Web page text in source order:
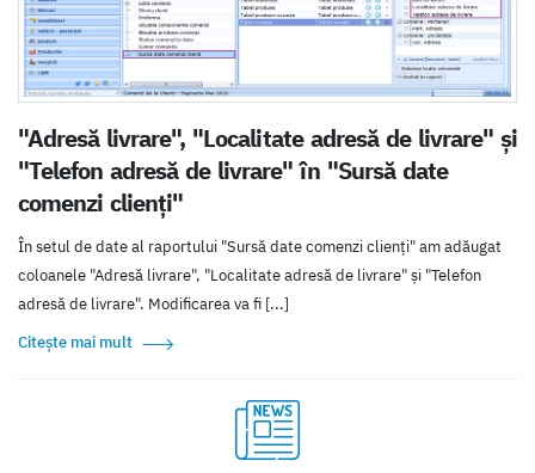
"Adresă livrare", "Localitate adresă de livrare" și
"Telefon adresă de livrare" în "Sursă date
comenzi clienți"
În setul de date al raportului "Sursă date comenzi clienți" am adăugat
coloanele "Adresă livrare", "Localitate adresă de livrare" și "Telefon
adresă de livrare". Modificarea va fi [...]
Citește mai mult